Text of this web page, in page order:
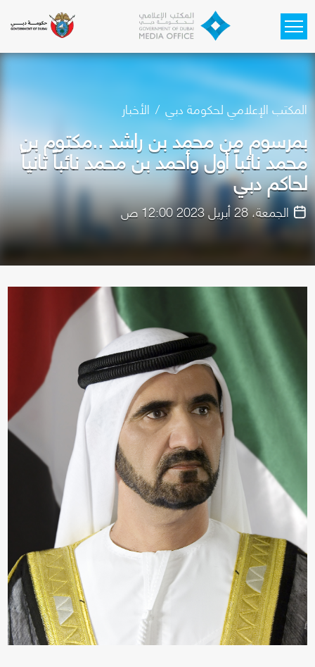
المكتب الإعلامي لحكومة دبي الأخبار
بمرسوم من محمد بن راشد ..مكتوم بن
محمد نائباً أول وأحمد بن محمد نائباً ثانياً
لحاكم دبي
الجمعة، 28 أبريل 2023 12:00 ص